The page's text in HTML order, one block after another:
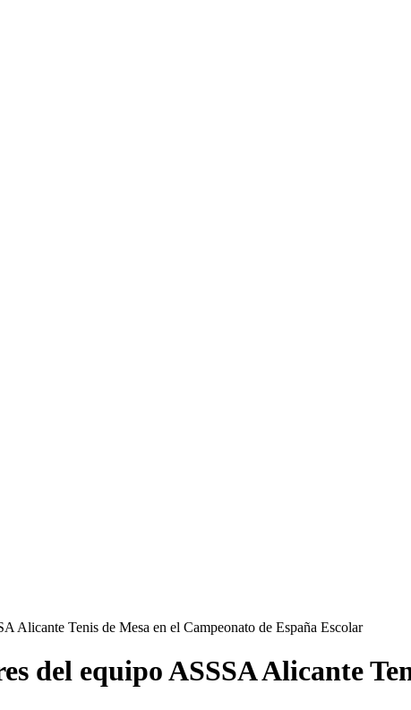
Alicante Tenis de Mesa en el Campeonato de España Escolar
del equipo ASSSA Alicante